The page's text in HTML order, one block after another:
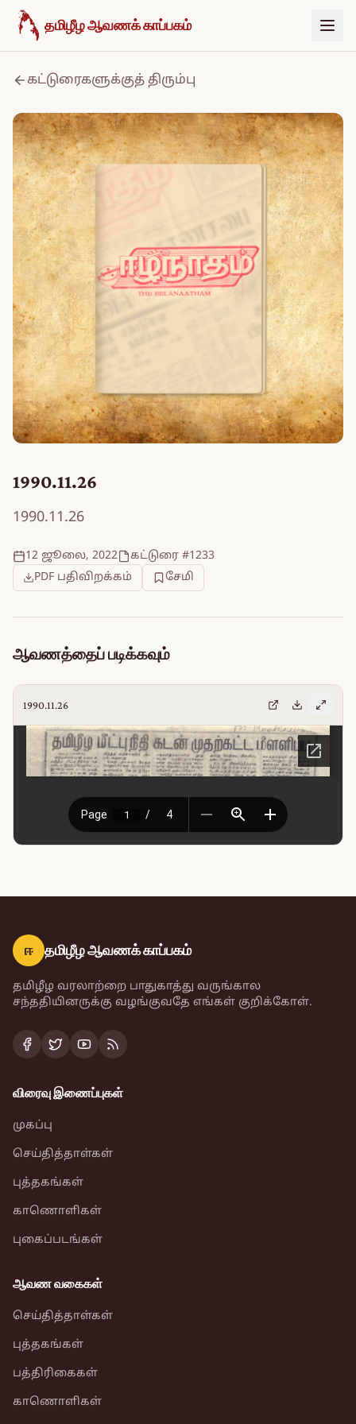
உள்ளடக்கத்திற்குச் செல்க
தமிழீழ ஆவணக் காப்பகம்
கட்டுரைகளுக்குத் திரும்பு
1990.11.26
1990.11.26
12 ஜூலை, 2022
கட்டுரை #1233
PDF பதிவிறக்கம்
சேமி
ஆவணத்தைப் படிக்கவும்
1990.11.26
ஈ தமிழீழ ஆவணக் காப்பகம்
தமிழீழ வரலாற்றை பாதுகாத்து வருங்கால
சந்ததியினருக்கு வழங்குவதே எங்கள் குறிக்கோள்.
விரைவு இணைப்புகள்
முகப்பு
செய்தித்தாள்கள்
புத்தகங்கள்
காணொளிகள்
புகைப்படங்கள்
ஆவண வகைகள்
செய்தித்தாள்கள்
புத்தகங்கள்
பத்திரிகைகள்
காணொளிகள்